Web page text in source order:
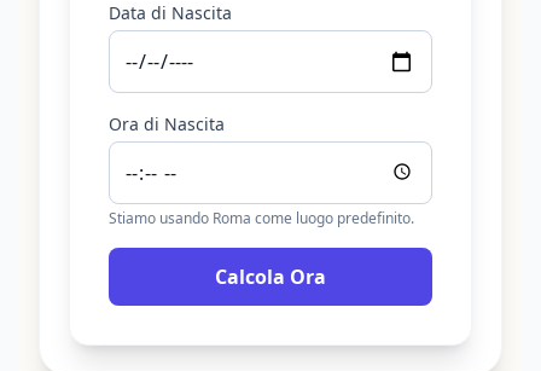
Data di Nascita
Ora di Nascita
Stiamo usando Roma come luogo predefinito.
Calcola Ora